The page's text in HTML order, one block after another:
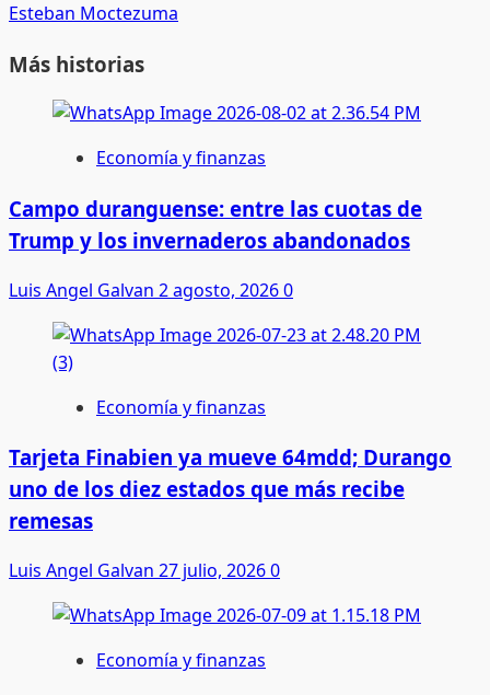
Esteban Moctezuma
Más historias
Economía y finanzas
Campo duranguense: entre las cuotas de
Trump y los invernaderos abandonados
Luis Angel Galvan 2 agosto, 20260
Economía y finanzas
Tarjeta Finabien ya mueve 64mdd; Durango
uno de los diez estados que más recibe
remesas
Luis Angel Galvan 27 julio, 20260
Economía y finanzas